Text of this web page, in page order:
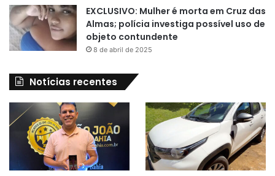
EXCLUSIVO: Mulher é morta em Cruz das
Almas; polícia investiga possível uso de
objeto contundente
8 de abril de 2025
Notícias recentes